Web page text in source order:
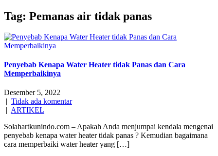
Tag: Pemanas air tidak panas
Penyebab Kenapa Water Heater tidak Panas dan Cara
Memperbaikinya
Desember 5, 2022
| Tidak ada komentar
| ARTIKEL
Solahartkunindo.com – Apakah Anda menjumpai kendala mengenai
penyebab kenapa water heater tidak panas ? Kemudian bagaimana
cara memperbaiki water heater yang […]